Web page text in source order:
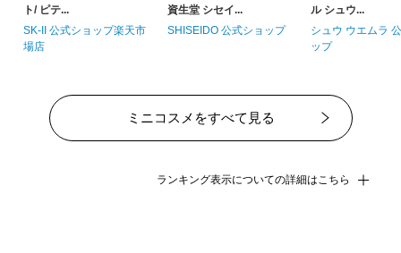
ト/ ピテ...
SK-II 公式ショップ楽天市
場店
資生堂 シセイ...
SHISEIDO 公式ショップ
ル シュウ...
シュウ ウエムラ
ップ
ミニコスメをすべて見る
ランキング表示についての詳細はこちら